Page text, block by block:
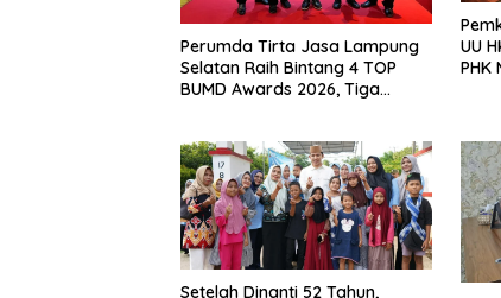
Perumda Tirta Jasa Lampung
Selatan Raih Bintang 4 TOP
BUMD Awards 2026, Tiga
UU
PHK
Setelah Dinanti 52 Tahun,